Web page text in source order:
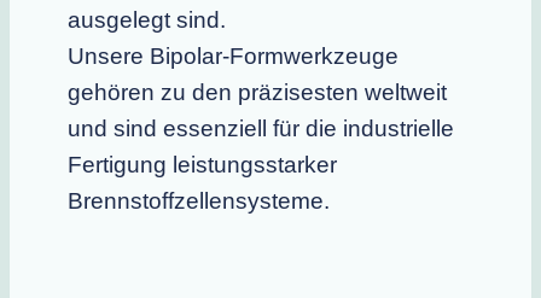
ausgelegt sind.
Unsere Bipolar-Formwerkzeuge
gehören zu den präzisesten weltweit
und sind essenziell für die industrielle
Fertigung leistungsstarker
Brennstoffzellensysteme.